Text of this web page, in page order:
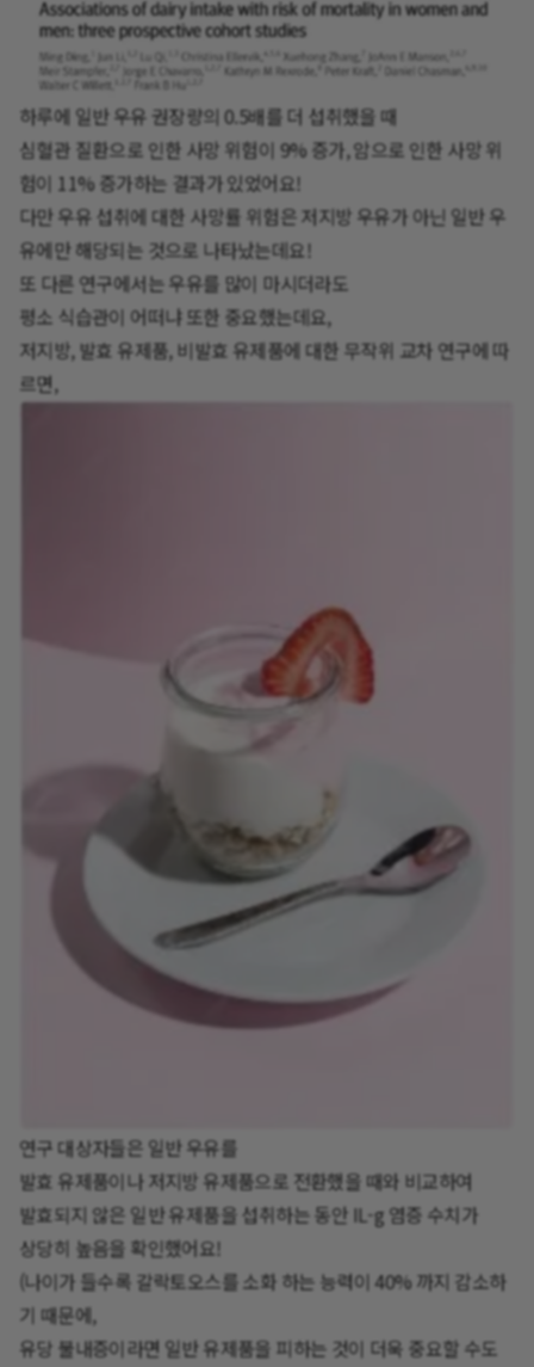
하루에 일반 우유 권장량의 0.5배를 더 섭취했을 때
심혈관 질환으로 인한 사망 위험이 9% 증가, 암으로 인한 사망 위
험이 11% 증가하는 결과가 있었어요!
다만 우유 섭취에 대한 사망률 위험은 저지방 우유가 아닌 일반 우
유에만 해당되는 것으로 나타났는데요!
또 다른 연구에서는 우유를 많이 마시더라도
평소 식습관이 어떠냐 또한 중요했는데요,
저지방, 발효 유제품, 비발효 유제품에 대한 무작위 교차 연구에 따
르면,
연구 대상자들은 일반 우유를
발효 유제품이나 저지방 유제품으로 전환했을 때와 비교하여
발효되지 않은 일반 유제품을 섭취하는 동안 IL-g 염증 수치가
상당히 높음을 확인했어요!
(나이가 들수록 갈락토오스를 소화 하는 능력이 40% 까지 감소하
기 때문에,
유당 불내증이라면 일반 유제품을 피하는 것이 더욱 중요할 수도